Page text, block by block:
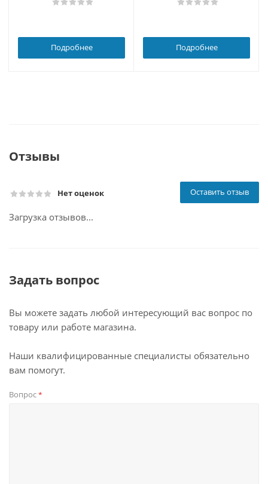
Подробнее Подробнее
Отзывы
Нет оценок Оставить отзыв
Загрузка отзывов...
Задать вопрос
Вы можете задать любой интересующий вас вопрос по
товару или работе магазина.
Наши квалифицированные специалисты обязательно
вам помогут.
Вопрос*